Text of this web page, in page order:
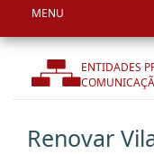
MENU
ENTIDADES
Renovar